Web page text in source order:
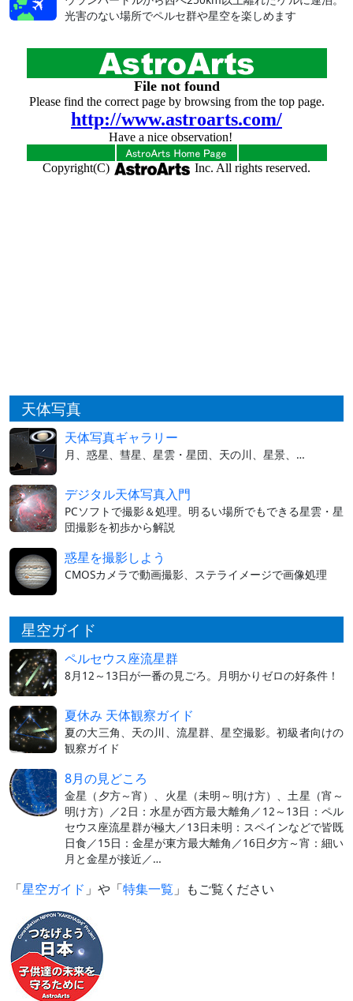
光害のない場所でペルセ群や星空を楽しめます
天体写真
天体写真ギャラリー
月、惑星、彗星、星雲・星団、天の川、星景、…
デジタル天体写真入門
PCソフトで撮影＆処理。明るい場所でもできる星雲・星
団撮影を初歩から解説
惑星を撮影しよう
CMOSカメラで動画撮影、ステライメージで画像処理
星空ガイド
ペルセウス座流星群
8月12～13日が一番の見ごろ。月明かりゼロの好条件！
夏休み 天体観察ガイド
夏の大三角、天の川、流星群、星空撮影。初級者向けの
観察ガイド
8月の見どころ
金星（夕方～宵）、火星（未明～明け方）、土星（宵～
明け方）／2日：水星が西方最大離角／12～13日：ペル
セウス座流星群が極大／13日未明：スペインなどで皆既
日食／15日：金星が東方最大離角／16日夕方～宵：細い
月と金星が接近／…
「星空ガイド 」や「特集一覧 」もご覧ください